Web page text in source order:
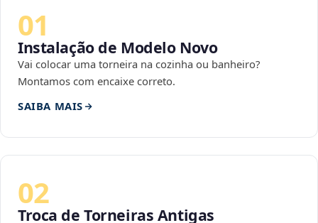
01
Instalação de Modelo Novo
Vai colocar uma torneira na cozinha ou banheiro?
Montamos com encaixe correto.
SAIBA MAIS
02
Troca de Torneiras Antigas